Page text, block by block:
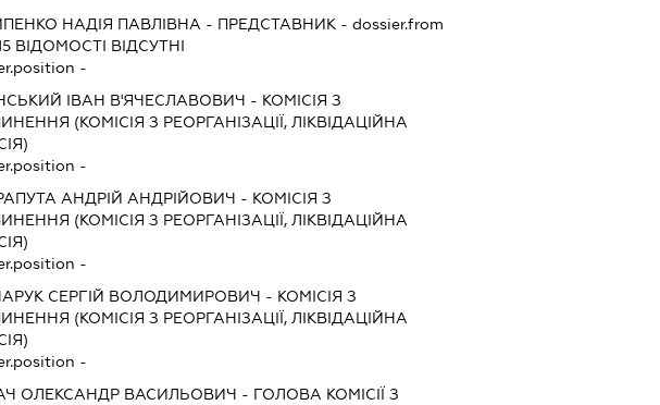
НАДІЯ ПАВЛІВНА - ПРЕДСТАВНИК - dossier.from
ВІДОМОСТІ ВІДСУТНІ
-
ІВАН В'ЯЧЕСЛАВОВИЧ - КОМІСІЯ З
(КОМІСІЯ З РЕОРГАНІЗАЦІЇ, ЛІКВІДАЦІЙНА
-
АНДРІЙ АНДРІЙОВИЧ - КОМІСІЯ З
(КОМІСІЯ З РЕОРГАНІЗАЦІЇ, ЛІКВІДАЦІЙНА
-
СЕРГІЙ ВОЛОДИМИРОВИЧ - КОМІСІЯ З
(КОМІСІЯ З РЕОРГАНІЗАЦІЇ, ЛІКВІДАЦІЙНА
-
ОЛЕКСАНДР ВАСИЛЬОВИЧ - ГОЛОВА КОМІСІЇ З